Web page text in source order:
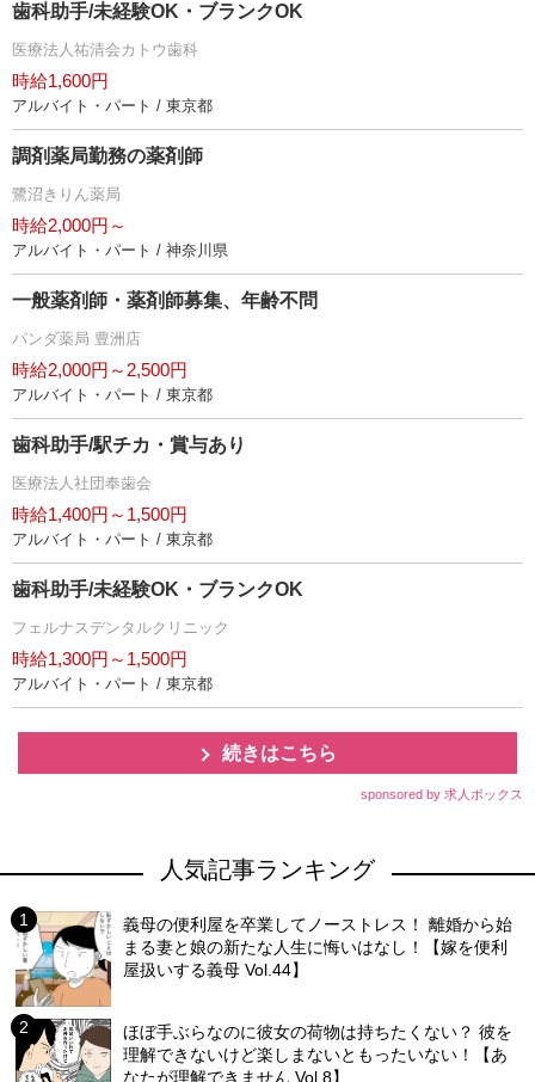
歯科助手/未経験OK・ブランクOK
医療法人祐清会カトウ歯科
時給1,600円
アルバイト・パート / 東京都
調剤薬局勤務の薬剤師
鷺沼きりん薬局
時給2,000円～
アルバイト・パート / 神奈川県
一般薬剤師・薬剤師募集、年齢不問
パンダ薬局 豊洲店
時給2,000円～2,500円
アルバイト・パート / 東京都
歯科助手/駅チカ・賞与あり
医療法人社団奉歯会
時給1,400円～1,500円
アルバイト・パート / 東京都
歯科助手/未経験OK・ブランクOK
フェルナスデンタルクリニック
時給1,300円～1,500円
アルバイト・パート / 東京都
続きはこちら
sponsored by 求人ボックス
人気記事ランキング
義母の便利屋を卒業してノーストレス！ 離婚から始
まる妻と娘の新たな人生に悔いはなし！【嫁を便利
屋扱いする義母 Vol.44】
ほぼ手ぶらなのに彼女の荷物は持ちたくない？ 彼を
理解できないけど楽しまないともったいない！【あ
なたが理解できません Vol.8】